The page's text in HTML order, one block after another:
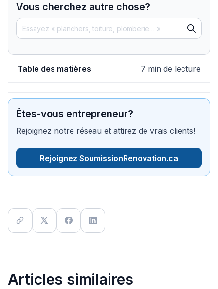
Vous cherchez autre chose?
Table des matières 7 min de lecture
Êtes-vous entrepreneur?
Rejoignez notre réseau et attirez de vrais clients!
Rejoignez SoumissionRenovation.ca
Articles similaires